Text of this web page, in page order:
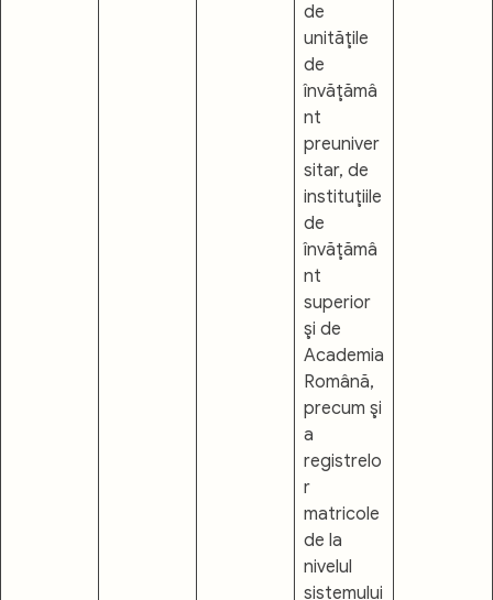
de
unităţile
de
învăţămâ
nt
preuniver
sitar, de
instituţiile
de
învăţămâ
nt
superior
şi de
Academia
Română,
precum şi
a
registrelo
r
matricole
de la
nivelul
sistemului